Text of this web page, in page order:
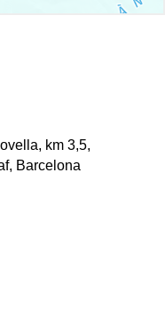
km 3,5,
Barcelona